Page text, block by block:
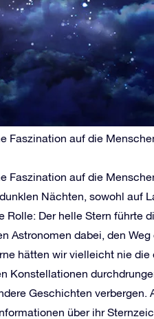
Faszination auf die
Faszination auf die
Nächten, sowohl auf
Der helle Stern führte
Astronomen dabei, den
hätten wir vielleicht nie
Konstellationen
Geschichten verbergen.
über ihr